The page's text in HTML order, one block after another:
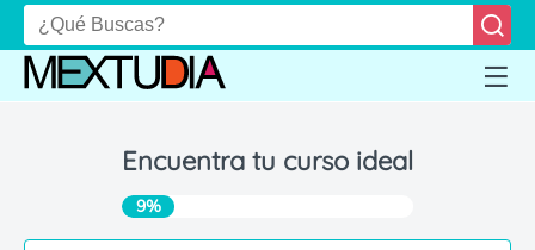
Encuentra tu curso ideal
9%